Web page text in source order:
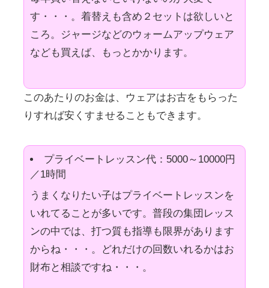
す・・・。着替えも含め２セットは欲しいと
ころ。ジャージなどのウォームアップウェア
なども買えば、もっとかかります。
このあたりのお金は、ウェアはお古をもらった
りすれば安くすませることもできます。
プライベートレッスン代：5000～10000円
／1時間
うまくなりたい子はプライベートレッスンを
いれてることが多いです。普段の集団レッス
ンの中では、打つ質も指導も限界があります
からね・・・。どれだけの回数いれるかはお
財布と相談ですね・・・。